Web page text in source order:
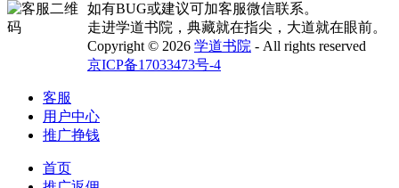
如有BUG或建议可加客服微信联系。
走进学道书院，典藏就在指尖，大道就在眼前。
Copyright © 2026 学道书院 - All rights reserved
京ICP备17033473号-4
客服
用户中心
推广挣钱
首页